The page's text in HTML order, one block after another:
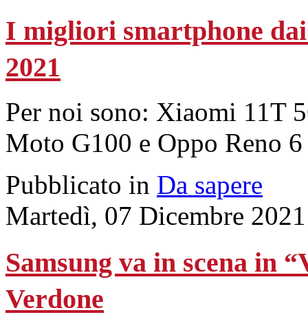
I migliori smartphone
2021
Per noi sono: Xiaomi 11T
Moto G100 e Oppo Reno
Pubblicato in Da sapere
Martedì, 07 Dicembre
Samsung va in scena in
Verdone